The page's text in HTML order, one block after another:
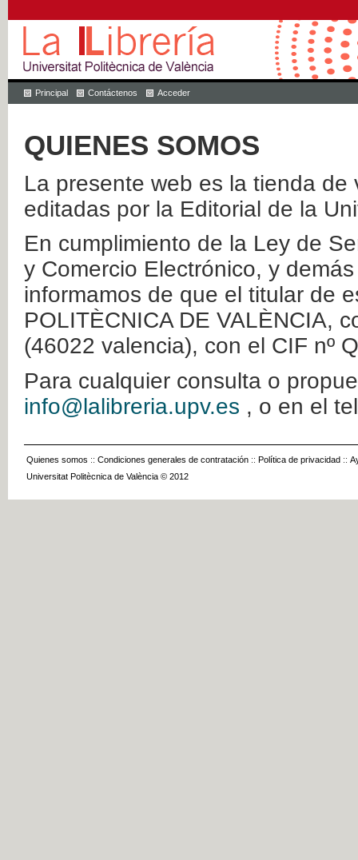
Principal Contáctenos Acceder
QUIENES SOMOS
La presente web es la tienda
editadas por la Editorial de la
En cumplimiento de la Ley de
y Comercio Electrónico, y
informamos de que el titular de
POLITÈCNICA DE VALÈNCIA,
(46022 valencia), con el CIF nº
Para cualquier consulta o
info@lalibreria.upv.es , o en el
Quienes somos :: Condiciones generales de contratación :: Política de privacidad ::
Universitat Politècnica de València © 2012